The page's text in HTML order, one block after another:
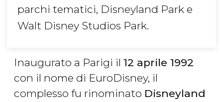
parchi tematici, Disneyland Park e
Walt Disney Studios Park.
Inaugurato a Parigi il 12 aprile 1992
con il nome di EuroDisney, il
complesso fu rinominato Disneyland